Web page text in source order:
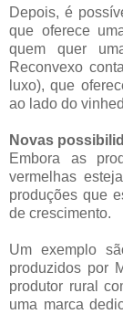
Depois, é
que oferece
quem quer
Reconvexo
luxo), que
ao lado do
Novas
Embora as
vermelhas
produções que
de crescimento.
Um exemplo
produzidos por
produtor rural
uma marca